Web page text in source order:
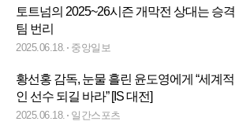
토트넘의 2025~26시즌 개막전 상대는 승격
팀 번리
2025.06.18. 중앙일보
황선홍 감독, 눈물 흘린 윤도영에게 “세계적
인 선수 되길 바라” [IS 대전]
2025.06.18. 일간스포츠